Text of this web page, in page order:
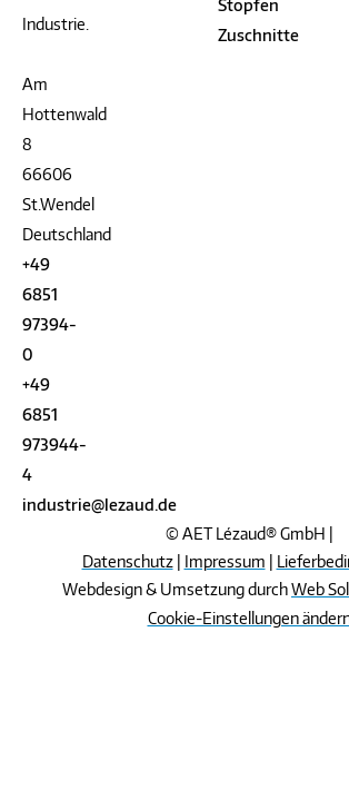
Industrie.
Am
Hottenwald
8
66606
St.Wendel
Deutschland
+49
6851
97394-
0
+49
6851
973944-
4
industrie@lezaud.de
Stopfen
Zuschnitte
© AET Lézaud® GmbH |
Datenschutz| Impressum
Webdesign & Umsetzung durchWeb
Cookie-Einstellungen